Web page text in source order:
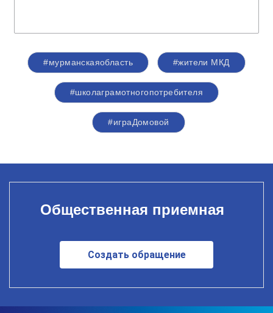
#мурманскаяобласть #жители МКД
#школаграмотногопотребителя
#играДомовой
Общественная приемная
Создать обращение